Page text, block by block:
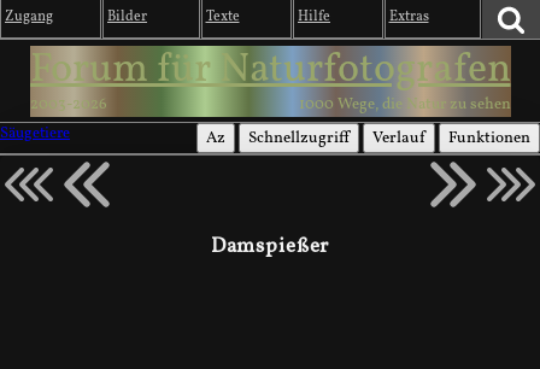
Zugang Bilder Texte Hilfe Extras
Forum für Naturfotografen
2003-2026
1000 Wege, die Natur zu sehen
Säugetiere
Az Schnellzugriff Verlauf Funktionen
Damspießer